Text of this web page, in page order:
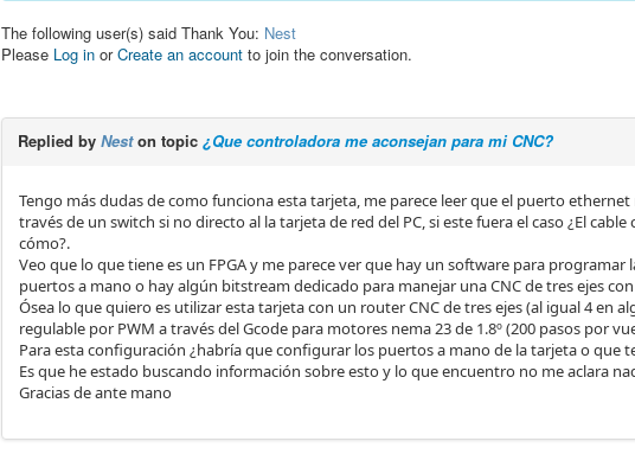
The following user(s) said Thank You: Nest
Please Log in orCreate an account to join the conversation.
Replied by Neston topic ¿Que controladora me aconsejan para mi CNC?
Tengo más dudas de como funciona esta tarjeta, me parece leer que el puerto
través de un switch si no directo al la tarjeta de red del PC, si este fuera el caso ¿El
cómo?.
Veo que lo que tiene es un FPGA y me parece ver que hay un software para
puertos a mano o hay algún bitstream dedicado para manejar una CNC de tres ejes
Ósea lo que quiero es utilizar esta tarjeta con un router CNC de tres ejes (al igual 4 en
regulable por PWM a través del Gcode para motores nema 23 de 1.8º (200 pasos por
Para esta configuración ¿habría que configurar los puertos a mano de la tarjeta o que
Es que he estado buscando información sobre esto y lo que encuentro no me aclara
Gracias de ante mano